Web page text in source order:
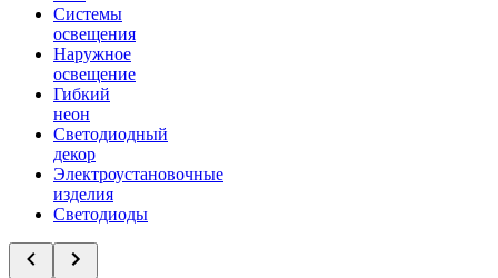
Системы
освещения
Наружное
освещение
Гибкий
неон
Светодиодный
декор
Электроустановочные
изделия
Светодиоды